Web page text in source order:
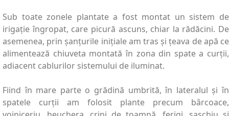
Sub toate zonele plantate a fost montat un sistem de
irigație îngropat, care picură ascuns, chiar la rădăcini. De
asemenea, prin șanțurile inițiale am tras și țeava de apă ce
alimentează chiuveta montată în zona din spate a curții,
adiacent cablurilor sistemului de iluminat.
Fiind în mare parte o grădină umbrită, în lateralul și în
spatele curții am folosit plante precum bârcoace,